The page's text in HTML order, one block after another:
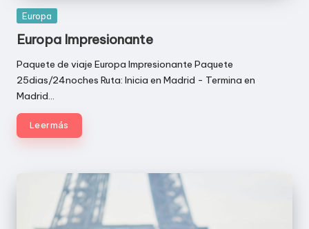
Publicada
Europa
Europa Impresionante
Paquete de viaje Europa Impresionante Paquete
25dias/24noches Ruta: Inicia en Madrid - Termina en
Madrid…
Leer más